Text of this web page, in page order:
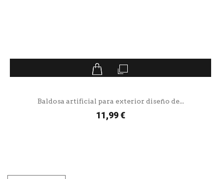
Baldosa artificial para exterior diseño de...
11,99 €